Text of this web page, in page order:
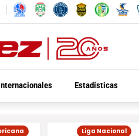
Estadísticas
Liga Nacional